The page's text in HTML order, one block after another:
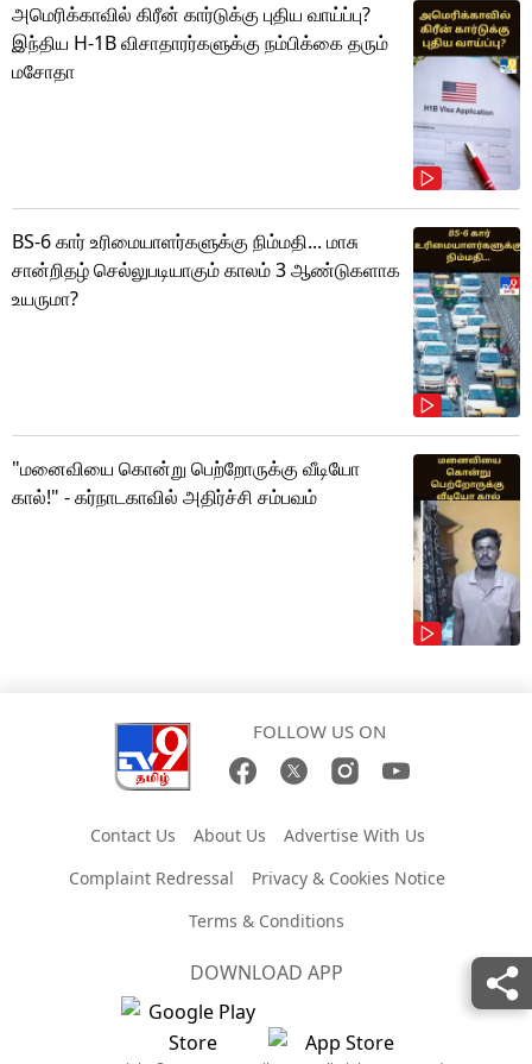
அமெரிக்காவில் கிரீன் கார்டுக்கு புதிய வாய்ப்பு?
இந்திய H-1B விசாதாரர்களுக்கு நம்பிக்கை தரும்
மசோதா
BS-6 கார் உரிமையாளர்களுக்கு நிம்மதி... மாசு
சான்றிதழ் செல்லுபடியாகும் காலம் 3 ஆண்டுகளாக
உயருமா?
"மனைவியை கொன்று பெற்றோருக்கு வீடியோ
கால்!" - கர்நாடகாவில் அதிர்ச்சி சம்பவம்
FOLLOW US ON
Contact Us About Us
Advertise With Us
Complaint Redressal
Privacy & Cookies Notice
Terms & Conditions
DOWNLOAD APP